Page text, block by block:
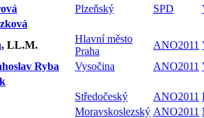
Plzeňský SPD
, LL.M.
Hlavní město
Praha
ANO2011
Ryba Vysočina ANO2011
Středočeský ANO2011
Moravskoslezský ANO2011